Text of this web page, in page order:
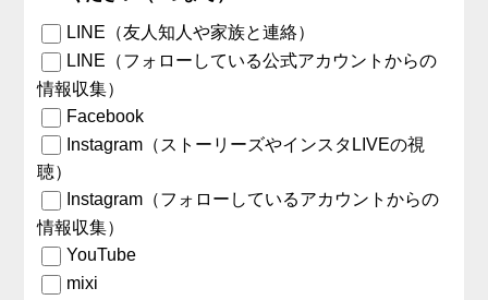
LINE（友人知人や家族と連絡）
LINE（フォローしている公式アカウントからの
情報収集）
Facebook
Instagram（ストーリーズやインスタLIVEの視
聴）
Instagram（フォローしているアカウントからの
情報収集）
YouTube
mixi